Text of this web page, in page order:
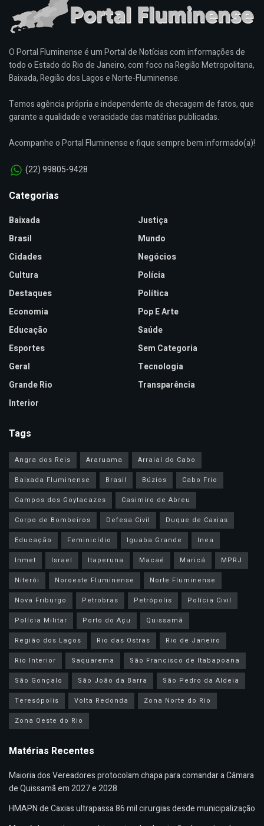
O Portal Fluminense é um Portal de Notícias com informações de
todo o Estado do Rio de Janeiro, com foco na Região Metropolitana,
Baixada, Região dos Lagos e Norte-Fluminense.
Temos agência própria e independente de checagem de fatos, que
garante a qualidade e veracidade das matérias publicadas.
Acompanhe o Portal Fluminense e fique sempre bem informado(a)!
(22) 99805-9428
Categorias
Baixada
Brasil
Cidades
Cultura
Destaques
Economia
Educação
Esportes
Geral
Grande Rio
Interior
Justiça
Mundo
Negócios
Polícia
Política
Pop E Arte
Saúde
Sem Categoria
Tecnologia
Transparência
Tags
Angra dos Reis Araruama
Arraial do Cabo
Baixada Fluminense
Brasil Búzios
Cabo Frio
Campos dos Goytacazes
Casimiro de Abreu
Corpo de Bombeiros
Defesa Civil
Duque de Caxias
Educação
Feminicídio Iguaba Grande
Inea
Inmet
Israel Itaperuna Macaé Maricá
MPRJ
Niterói
Noroeste Fluminense
Norte Fluminense
Nova Friburgo
Petrobras Petrópolis
Polícia Civil
Polícia Militar
Porto do Açu
Quissamã
Região dos Lagos
Rio das Ostras
Rio de Janeiro
Rio Interior
Saquarema
São Francisco de Itabapoana
São Gonçalo
São João da Barra
São Pedro da Aldeia
Teresópolis
Volta Redonda
Zona Norte do Rio
Zona Oeste do Rio
Matérias Recentes
Maioria dos Vereadores protocolam chapa para comandar a Câmara
de Quissamã em 2027 e 2028
HMAPN de Caxias ultrapassa 86 mil cirurgias desde municipalização